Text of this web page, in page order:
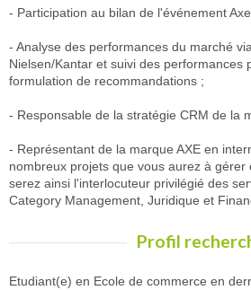
- Participation au bilan de l'événement
- Analyse des performances du marché
Nielsen/Kantar et suivi des performances
formulation de recommandations ;
- Responsable de la stratégie CRM de la
- Représentant de la marque AXE en
nombreux projets que vous aurez à gérer
serez ainsi l'interlocuteur privilégié des
Category Management, Juridique et
Profil
Etudiant(e) en Ecole de commerce en